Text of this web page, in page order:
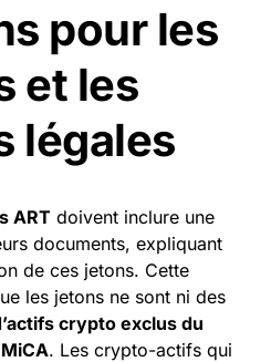
pour les
et les
légales
ART doivent inclure une
documents, expliquant
de ces jetons. Cette
les jetons ne sont ni des
crypto exclus du
. Les crypto-actifs qui